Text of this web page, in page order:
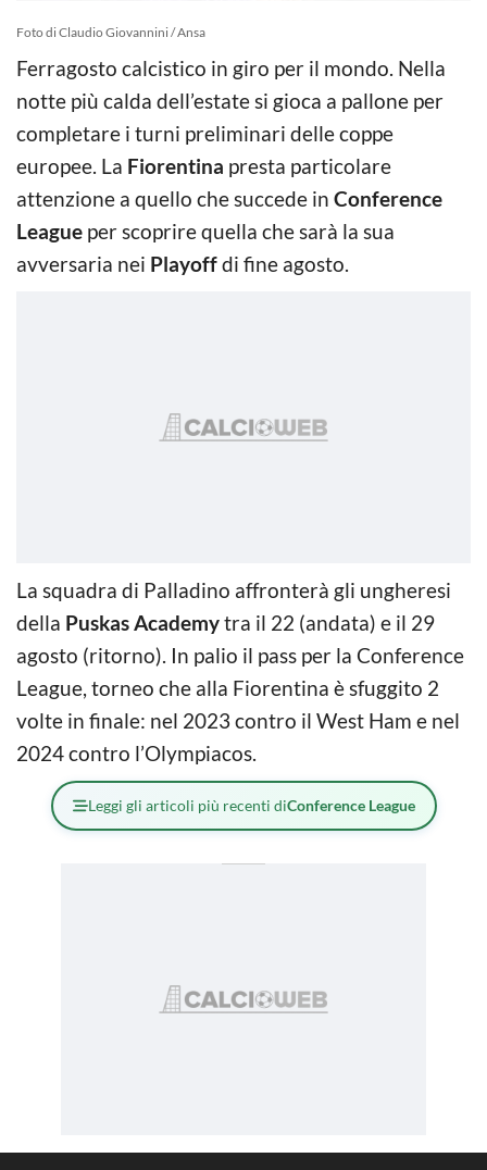
Foto di Claudio Giovannini / Ansa
Ferragosto calcistico in giro per il mondo. Nella
notte più calda dell’estate si gioca a pallone per
completare i turni preliminari delle coppe
europee. La Fiorentina presta particolare
attenzione a quello che succede in Conference
League per scoprire quella che sarà la sua
avversaria nei Playoffdi fine agosto.
La squadra di Palladino affronterà gli ungheresi
della Puskas Academytra il 22 (andata) e il 29
agosto (ritorno). In palio il pass per la Conference
League, torneo che alla Fiorentina è sfuggito 2
volte in finale: nel 2023 contro il West Ham e nel
2024 contro l’Olympiacos.
Leggi gli articoli più recenti diConference League